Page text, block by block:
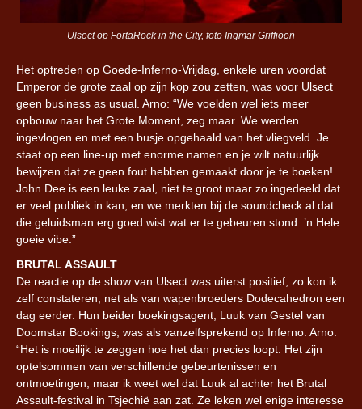
Ulsect op FortaRock in the City, foto Ingmar Griffioen
Het optreden op Goede-Inferno-Vrijdag, enkele uren voordat
Emperor de grote zaal op zijn kop zou zetten, was voor Ulsect
geen business as usual. Arno: “We voelden wel iets meer
opbouw naar het Grote Moment, zeg maar. We werden
ingevlogen en met een busje opgehaald van het vliegveld. Je
staat op een line-up met enorme namen en je wilt natuurlijk
bewijzen dat ze geen fout hebben gemaakt door je te boeken!
John Dee is een leuke zaal, niet te groot maar zo ingedeeld dat
er veel publiek in kan, en we merkten bij de soundcheck al dat
die geluidsman erg goed wist wat er te gebeuren stond. ’n Hele
goeie vibe.”
BRUTAL ASSAULT
De reactie op de show van Ulsect was uiterst positief, zo kon ik
zelf constateren, net als van wapenbroeders Dodecahedron een
dag eerder. Hun beider boekingsagent, Luuk van Gestel van
Doomstar Bookings, was als vanzelfsprekend op Inferno. Arno:
“Het is moeilijk te zeggen hoe het dan precies loopt. Het zijn
optelsommen van verschillende gebeurtenissen en
ontmoetingen, maar ik weet wel dat Luuk al achter het Brutal
Assault-festival in Tsjechië aan zat. Ze leken wel enige interesse